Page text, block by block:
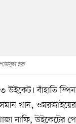
হক
উইকেট। বাঁহাতি
খান,
নাফি, উইকেটের